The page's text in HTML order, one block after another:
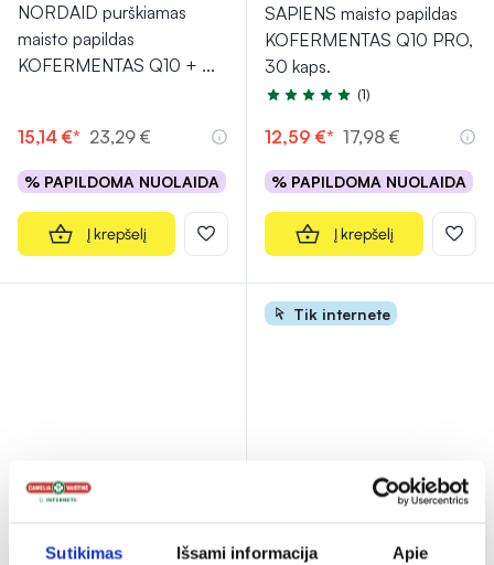
Sutikimas Išsami informacija Apie
NORDAID purškiamas
maisto papildas
KOFERMENTAS Q10 + ...
15,14 €* 23,29 €
% PAPILDOMA NUOLAIDA
Į krepšelį
SAPIENS maisto papildas
KOFERMENTAS Q10 PRO,
30 kaps.
Įvertinimas 5.0 iš 5
(1)
12,59 €* 17,98 €
% PAPILDOMA NUOLAIDA
Į krepšelį
-20% *
Tik internete